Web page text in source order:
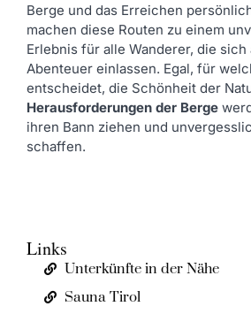
Berge und das Erreichen
machen diese Routen zu einem
Erlebnis für alle Wanderer, die
Abenteuer einlassen. Egal, für
entscheidet, die Schönheit der
Herausforderungen der Berge
ihren Bann ziehen und
schaffen.
Links
Unterkünfte in der Nähe
Sauna Tirol